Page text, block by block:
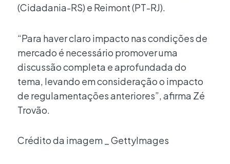
(Cidadania-RS) e Reimont (PT-RJ).
“Para haver claro impacto nas condições de
mercado é necessário promover uma
discussão completa e aprofundada do
tema, levando em consideração o impacto
de regulamentações anteriores”, afirma Zé
Trovão.
Crédito da imagem _ GettyImages